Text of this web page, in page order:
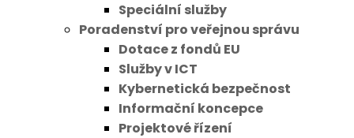
Speciální služby
Poradenství pro veřejnou správu
Dotace z fondů EU
Služby v ICT
Kybernetická bezpečnost
Informační koncepce
Projektové řízení